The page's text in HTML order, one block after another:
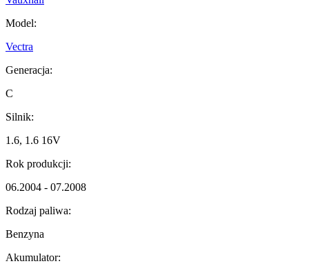
Model:
Vectra
Generacja:
C
Silnik:
1.6, 1.6 16V
Rok produkcji:
06.2004 - 07.2008
Rodzaj paliwa:
Benzyna
Akumulator: